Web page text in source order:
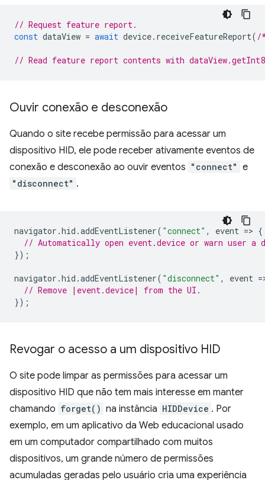
// Request feature report.
const dataView = await device. receiveFeatureReport( /
// Read feature report contents with
Ouvir conexão e desconexão
Quando o site recebe permissão para acessar um
dispositivo HID, ele pode receber ativamente eventos de
conexão e desconexão ao ouvir eventos "connect" e
"disconnect" .
navigator .hid .addEventListener( "connect" , event => {
// Automatically open event.device or warn user
});
navigator .hid .addEventListener( "disconnect" , event =
// Remove |event.device| from the UI.
});
Revogar o acesso a um dispositivo HID
O site pode limpar as permissões para acessar um
dispositivo HID que não tem mais interesse em manter
chamando forget() na instância HIDDevice . Por
exemplo, em um aplicativo da Web educacional usado
em um computador compartilhado com muitos
dispositivos, um grande número de permissões
acumuladas geradas pelo usuário cria uma experiência